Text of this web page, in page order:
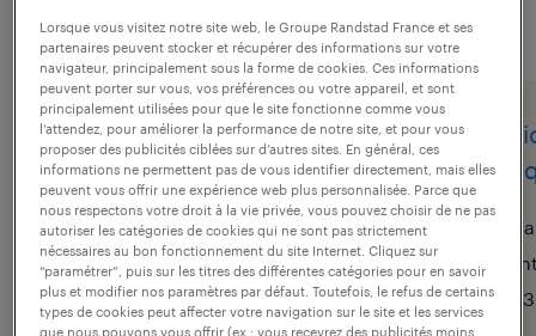
voir toutes les offres
gestionnaire back office
(banque) (f/h)
écully, rhône
intérim
2 100 € par mois
Lorsque vous visitez notre site web, le Groupe Randstad France et ses
partenaires peuvent stocker et récupérer des informations sur votre
navigateur, principalement sous la forme de cookies. Ces informations
peuvent porter sur vous, vos préférences ou votre appareil, et sont
principalement utilisées pour que le site fonctionne comme vous
l’attendez, pour améliorer la performance de notre site, et pour vous
proposer des publicités ciblées sur d’autres sites. En général, ces
informations ne permettent pas de vous identifier directement, mais elles
peuvent vous offrir une expérience web plus personnalisée. Parce que
nous respectons votre droit à la vie privée, vous pouvez choisir de ne pas
autoriser les catégories de cookies qui ne sont pas strictement
nécessaires au bon fonctionnement du site Internet. Cliquez sur
“paramétrer”, puis sur les titres des différentes catégories pour en savoir
plus et modifier nos paramètres par défaut. Toutefois, le refus de certains
types de cookies peut affecter votre navigation sur le site et les services
que nous pouvons vous offrir (ex : vous recevrez des publicités moins